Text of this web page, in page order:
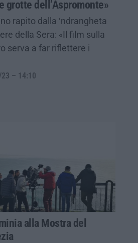
grotte dell’Aspromonte»
rapito dalla ‘ndrangheta
della Sera: «Il film sulla
serva a far riflettere i
– 14:10
alla Mostra del